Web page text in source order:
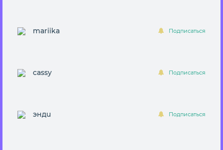
mariika Подписаться
cassy Подписаться
эндu Подписаться